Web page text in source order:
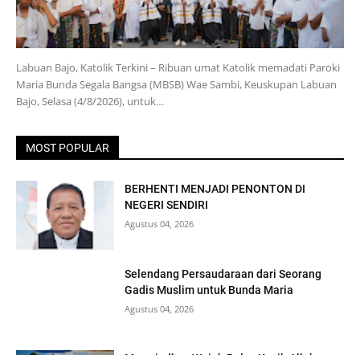
Labuan Bajo, Katolik Terkini – Ribuan umat Katolik memadati Paroki
Maria Bunda Segala Bangsa (MBSB) Wae Sambi, Keuskupan Labuan
Bajo, Selasa (4/8/2026), untuk…
MOST POPULAR
BERHENTI MENJADI PENONTON DI
NEGERI SENDIRI
Agustus 04, 2026
Selendang Persaudaraan dari Seorang
Gadis Muslim untuk Bunda Maria
Agustus 04, 2026